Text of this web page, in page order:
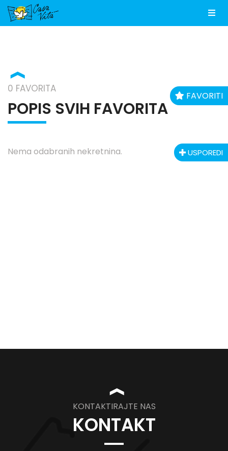
FAVORITI
❱
0 FAVORITA
POPIS SVIH FAVORITA
Nema odabranih nekretnina. USPOREDI
❱
KONTAKTIRAJTE NAS
KONTAKT